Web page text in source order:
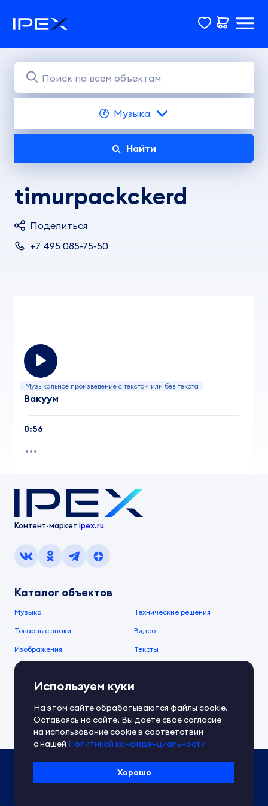
Музыка
Найти
timurpackckerd
Поделиться
+7 495 085-75-50
Музыкальное произведение с текстом или без текста
Вакуум
0:56
Контент-маркет ipex.ru
Каталог объектов
Музыка Технические решения
Товарные знаки Видео
Изображения Тексты
О компании
О сервисе
Документы IPEX Справочный центр
Контакты Обратная связь
Политика IPEX по обработке ПД
Условия использования платформы
Используем куки
На этом сайте обрабатываются файлы cookie.
Оставаясь на сайте, Вы даёте своё согласие
на использование cookie в соответствии
с нашей Политикой конфиденциальности
Хорошо